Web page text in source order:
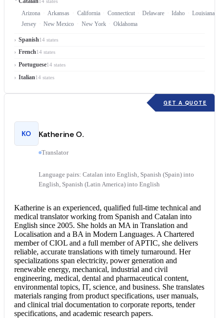
Arizona Arkansas California Connecticut Delaware Idaho
Louisiana
Jersey
New Mexico New York Oklahoma
Spanish14 states
French14 states
Portuguese14 states
Italian14 states
GET A QUOTE
KO Katherine O.
Translator
Language pairs: Catalan into English, Spanish (Spain) into
English, Spanish (Latin America) into English
Katherine is an experienced, qualified full-time technical and
medical translator working from Spanish and Catalan into
English since 2005. She holds an MA in Translation and
Localisation and a BA in Modern Languages. A Chartered
member of CIOL and a full member of APTIC, she delivers
reliable, accurate translations with timely turnaround. Her
specializations span electricity, power generation and
renewable energy, mechanical, industrial and civil
engineering, medical, dental and pharmaceutical content,
environmental topics, IT, science, and business. She translates
materials ranging from product specifications, user manuals,
and clinical trial documentation to corporate reports, tender
specifications, and academic research papers.